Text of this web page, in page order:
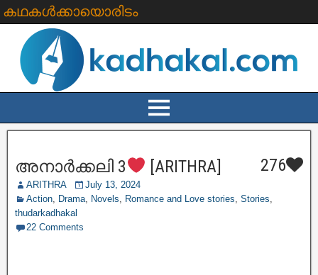
കഥകൾക്കായൊരിടം
അനാർക്കലി 3 [ARITHRA] 276
ARITHRA
July 13, 2024
Action Drama Novels Romance and Love stories Stories
thudarkadhakal
22 Comments